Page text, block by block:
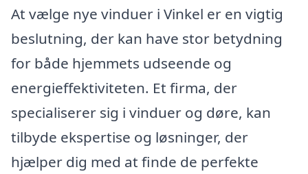
At vælge nye vinduer i Vinkel er en vigtig
beslutning, der kan have stor betydning
for både hjemmets udseende og
energieffektiviteten. Et firma, der
specialiserer sig i vinduer og døre, kan
tilbyde ekspertise og løsninger, der
hjælper dig med at finde de perfekte